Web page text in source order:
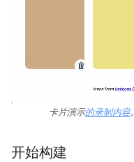
卡片演示的录制内容
开始构建